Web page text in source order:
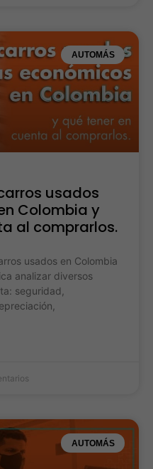
AUTOMÁS
usados
Colombia y
al comprarlos.
usados en Colombia
analizar diversos
seguridad,
AUTOMÁS